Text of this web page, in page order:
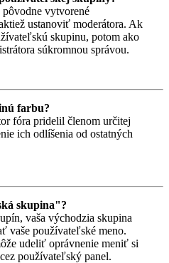
vytvorené
ustanoviť moderátora. Ak
skupinu, potom ako
súkromnou správou.
farbu?
fóra pridelil členom určitej
ich odlíšenia od ostatných
skupina"?
vaša východzia skupina
vaše používateľské meno.
udeliť oprávnenie meniť si
používateľský panel.